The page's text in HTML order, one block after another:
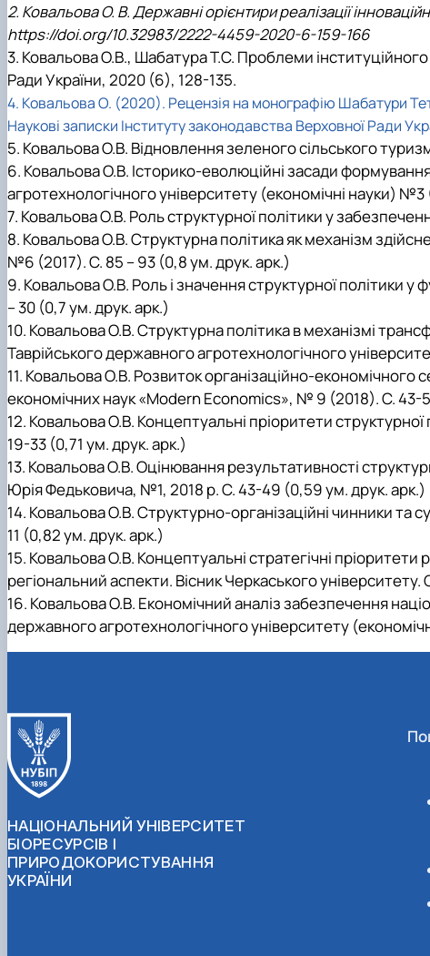
2. Ковальова О. В. Державні орієнтири реалізації
https://doi.org/10.32983/2222-4459-2020-6-159-166
3. Ковальова О.В., Шабатура Т.С. Проблеми
Ради України, 2020 (6), 128-135.
4. Ковальова О. (2020). Рецензія на монографію Шабатури
Наукові записки Інституту законодавства Верховної Ради
5. Ковальова О.В. Відновлення зеленого сільського
6. Ковальова О.В. Історико-еволюційні засади
агротехнологічного університету (економічні науки) №3
7. Ковальова О.В. Роль структурної політики у
8. Ковальова О.В. Структурна політика як механізм
№6 (2017). C. 85 – 93 (0,8 ум. друк. арк.)
9. Ковальова О.В. Роль і значення структурної політики
– 30 (0,7 ум. друк. арк.)
10. Ковальова О.В. Структурна політика в механізмі
Таврійського державного агротехнологічного
11. Ковальова О.В. Розвиток організаційно-економічного
економічних наук «Modern Economics», № 9 (2018). С. 43-
12. Ковальова О.В. Концептуальні пріоритети
19-33 (0,71 ум. друк. арк.)
13. Ковальова О.В. Оцінювання результативності
Юрія Федьковича, №1, 2018 р. С. 43-49 (0,59 ум. друк. арк.)
14. Ковальова О.В. Структурно-організаційні чинники та
11 (0,82 ум. друк. арк.)
15. Ковальова О.В. Концептуальні стратегічні
регіональний аспекти. Вісник Черкаського
16. Ковальова О.В. Економічний аналіз забезпечення
державного агротехнологічного університету
НАЦІОНАЛЬНИЙ УНІВЕРСИТЕТ
БІОРЕСУРСІВ І
ПРИРОДОКОРИСТУВАННЯ
УКРАЇНИ